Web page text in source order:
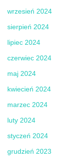
wrzesień 2024
sierpień 2024
lipiec 2024
czerwiec 2024
maj 2024
kwiecień 2024
marzec 2024
luty 2024
styczeń 2024
grudzień 2023